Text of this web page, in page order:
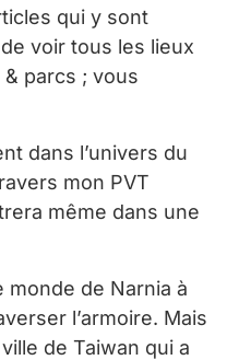
qui y sont
voir tous les lieux
parcs ; vous
dans l’univers du
mon PVT
même dans une
de Narnia à
l’armoire. Mais
de Taiwan qui a